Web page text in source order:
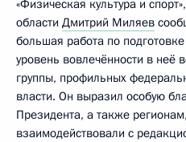
«Физическая культура и
области Дмитрий Миляев
большая работа по
уровень вовлечённости в неё
группы, профильных
власти. Он выразил особую
Президента, а также
взаимодействовали с